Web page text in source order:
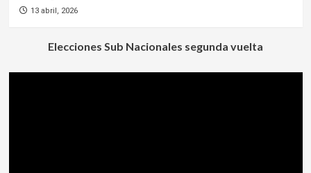
13 abril, 2026
Elecciones Sub Nacionales segunda vuelta